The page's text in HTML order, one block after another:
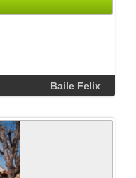
Baile Felix